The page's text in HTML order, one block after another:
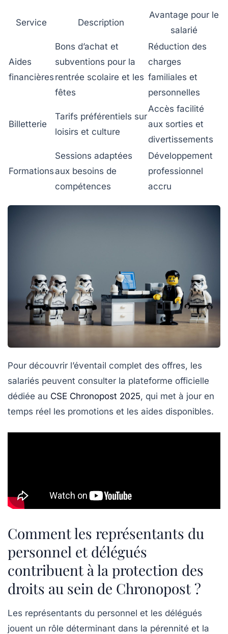
Service Description
Avantage pour le
salarié
Aides
financières
Bons d’achat et
subventions pour la
rentrée scolaire et les
fêtes
Réduction des
charges
familiales et
personnelles
Billetterie
Tarifs préférentiels sur
loisirs et culture
Accès facilité
aux sorties et
divertissements
Formations
Sessions adaptées
aux besoins de
compétences
Développement
professionnel
accru
Pour découvrir l’éventail complet des offres, les
salariés peuvent consulter la plateforme officielle
dédiée au CSE Chronopost 2025, qui met à jour en
temps réel les promotions et les aides disponibles.
Comment les représentants du
personnel et délégués
contribuent à la protection des
droits au sein de Chronopost ?
Les représentants du personnel et les délégués
jouent un rôle déterminant dans la pérennité et la